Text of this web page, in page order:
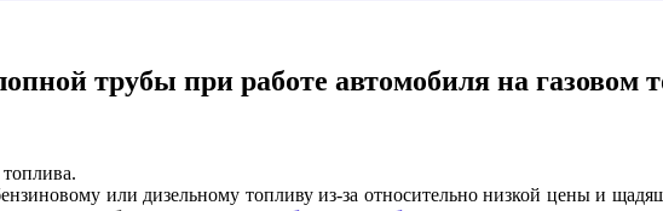
трубы при работе автомобиля на газовом
или дизельному топливу из-за относительно низкой цены и